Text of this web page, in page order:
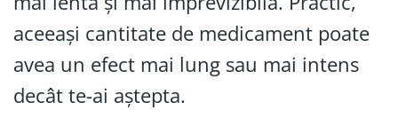
aceeași cantitate de medicament poate
avea un efect mai lung sau mai intens
decât te-ai aștepta.